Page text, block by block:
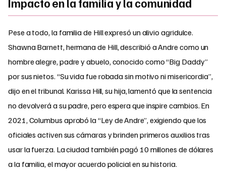
Impacto en la familia y la comunidad
Pese a todo, la familia de Hill expresó un alivio agridulce.
Shawna Barnett, hermana de Hill, describió a Andre como un
hombre alegre, padre y abuelo, conocido como “Big Daddy”
por sus nietos. “Su vida fue robada sin motivo ni misericordia”,
dijo en el tribunal. Karissa Hill, su hija, lamentó que la sentencia
no devolverá a su padre, pero espera que inspire cambios. En
2021, Columbus aprobó la “Ley de Andre”, exigiendo que los
oficiales activen sus cámaras y brinden primeros auxilios tras
usar la fuerza. La ciudad también pagó 10 millones de dólares
a la familia, el mayor acuerdo policial en su historia.